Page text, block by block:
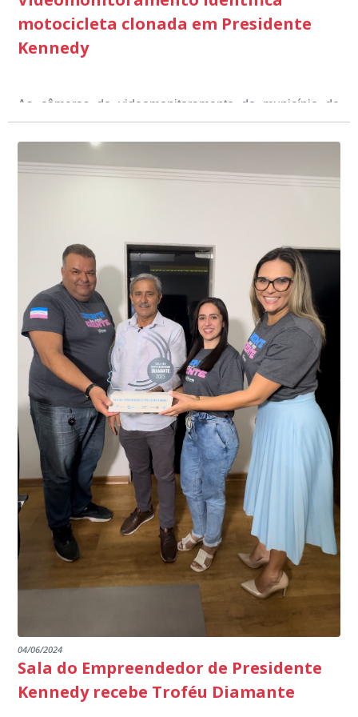
motocicleta clonada em Presidente
Kennedy
As câmeras de videomonitoramento do município de
Presidente Kennedy identificaram neste fim de semana,
01 de junho, uma motocicleta com indícios de
adulteração, imediatamente, a central de
videomonitoramento acionou a Guarda Civil Municipal,
Durante a abordagem a adulteração foi comprovada,
através da conferência do Chassi, a motocicleta, bem
conta do sistema de videomonitoramento instalado
recentemente em todo o município de Presidente
Kennedy, o sistema é integrado com outros municípios
do país, sendo possível a identificação de veículos por
meio do cruzamento de informações, nesse caso
específico, com dados de uma cidade do Estado do Rio
de Janeiro.
“Mais de 100 câmeras foram instaladas na sede e no
interior de Presidente Kennedy, garantindo mais
segurança à população, seja nas ruas, no comércio, os
produtores agropecuários. Estamos no rumo certo,
parabéns a todos os servidores que contribuem para a
segurança da nossa cidade”, destaca o prefeito Dorlei
Fontão.
04/06/2024
Sala do Empreendedor de Presidente
Kennedy recebe Troféu Diamante